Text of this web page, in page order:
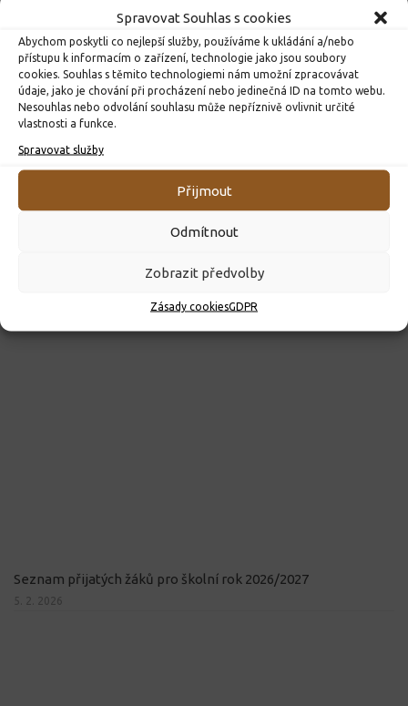
Spravovat Souhlas s cookies
Abychom poskytli co nejlepší služby, používáme k ukládání a/nebo
přístupu k informacím o zařízení, technologie jako jsou soubory
cookies. Souhlas s těmito technologiemi nám umožní zpracovávat
údaje, jako je chování při procházení nebo jedinečná ID na tomto webu.
Nesouhlas nebo odvolání souhlasu může nepříznivě ovlivnit určité
vlastnosti a funkce.
Spravovat služby
Přijmout
Odmítnout
Zobrazit předvolby
Zásady cookiesGDPR
ROZHODNUTÍ O PŘIJETÍ K PŘEDŠKOLNÍMU VZDĚLÁVÁNÍ
PRO ROK 2026
10. 4. 2026
Seznam přijatých žáků pro školní rok 2026/2027
5. 2. 2026